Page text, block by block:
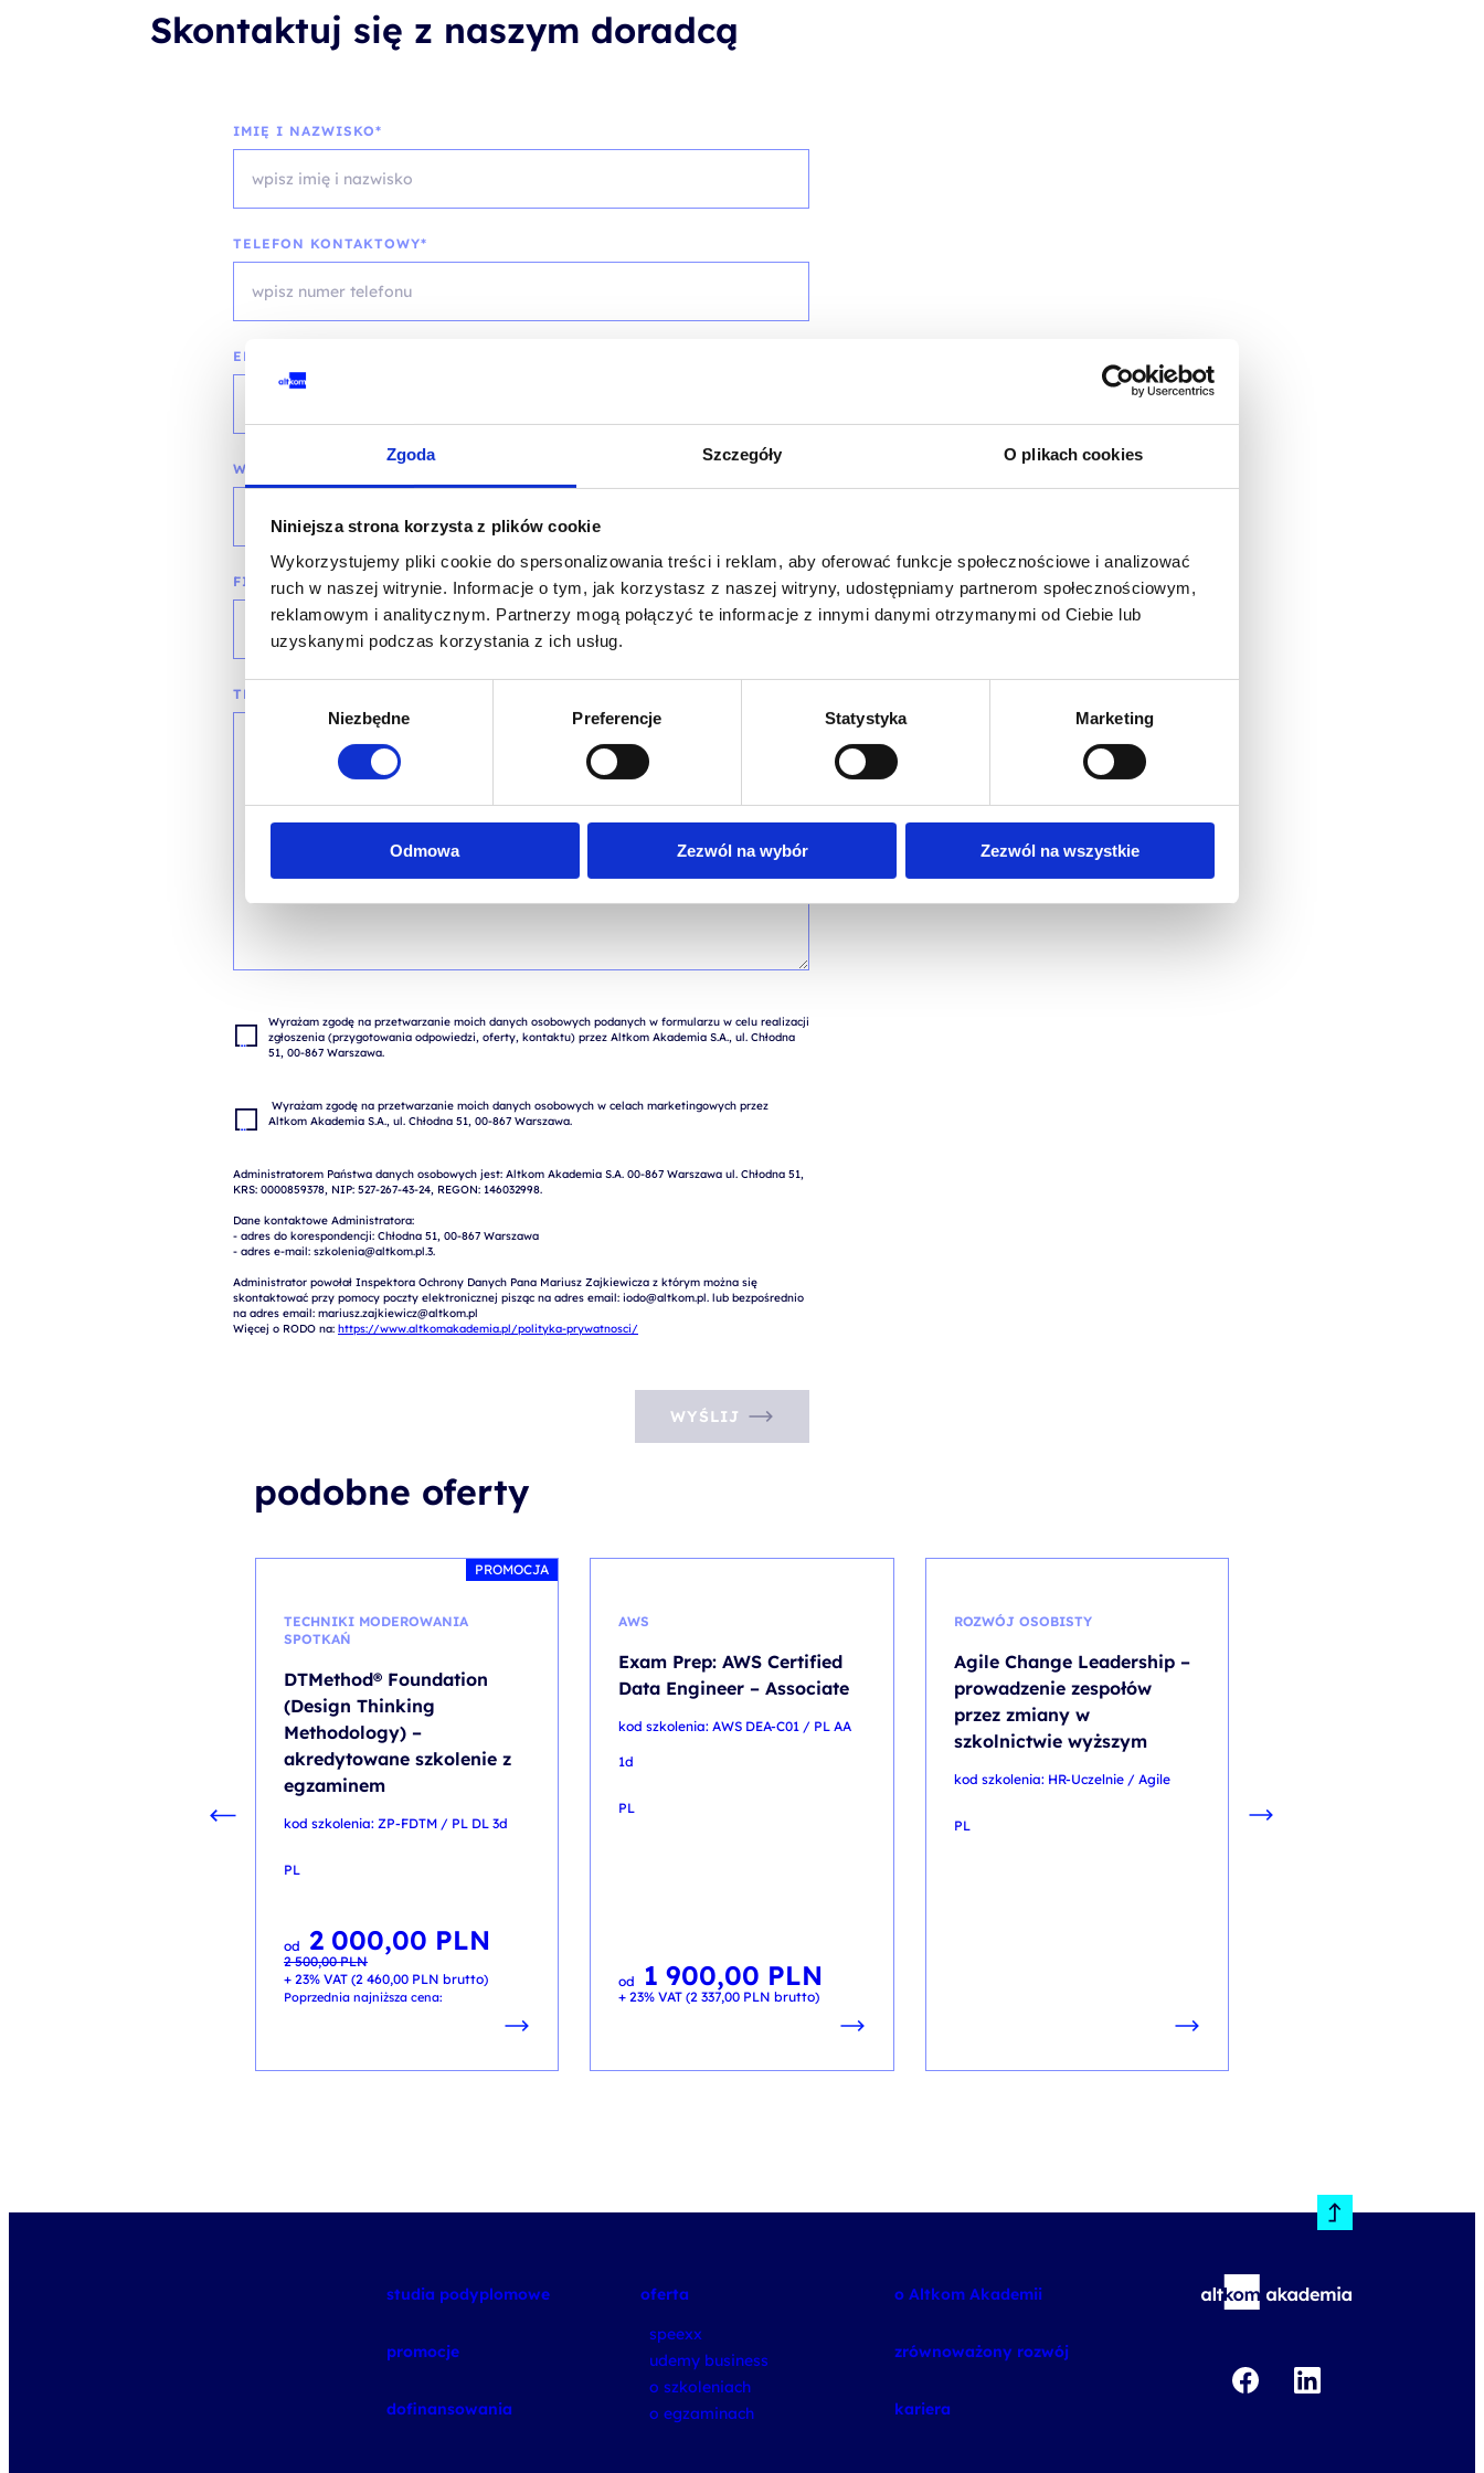
Zgoda Szczegóły O plikach cookies
Niniejsza strona korzysta z plików cookie
Wykorzystujemy pliki cookie do spersonalizowania treści i reklam, aby oferować funkcje społecznościowe i analizować
ruch w naszej witrynie. Informacje o tym, jak korzystasz z naszej witryny, udostępniamy partnerom społecznościowym,
reklamowym i analitycznym. Partnerzy mogą połączyć te informacje z innymi danymi otrzymanymi od Ciebie lub
uzyskanymi podczas korzystania z ich usług.
Wybór
zgody
Niezbędne Preferencje Statystyka Marketing
Odmowa Zezwól na wybór Zezwól na wszystkie
Skontaktuj się z naszym doradcą
IMIĘ I NAZWISKO*
TELEFON KONTAKTOWY*
EMAIL*
WOJEWÓDZTWO*
wybierz województwo
FIRMA
TREŚĆ WIADOMOŚCI*
Wyrażam zgodę na przetwarzanie moich danych osobowych podanych w formularzu w celu realizacji
zgłoszenia (przygotowania odpowiedzi, oferty, kontaktu) przez Altkom Akademia S.A., ul. Chłodna
Administratorem Państwa danych osobowych jest: Altkom Akademia S.A. 00-867 Warszawa ul. Chłodna 51,
KRS: 0000859378, NIP: 527-267-43-24, REGON: 146032998.
Dane kontaktowe Administratora:
- adres do korespondencji: Chłodna 51, 00-867 Warszawa
- adres e-mail: szkolenia@altkom.pl.3.
Administrator powołał Inspektora Ochrony Danych Pana Mariusz Zajkiewicza z którym można się
skontaktować przy pomocy poczty elektronicznej pisząc na adres email: iodo@altkom.pl. lub bezpośrednio
na adres email: mariusz.zajkiewicz@altkom.pl
Więcej o RODO na: https://www.altkomakademia.pl/polityka-prywatnosci/
WYŚLIJ
podobne oferty
PROMOCJA
TECHNIKI MODEROWANIA
SPOTKAŃ
DTMethod® Foundation
(Design Thinking
Methodology) –
akredytowane szkolenie z
egzaminem
kod szkolenia: ZP-FDTM / PL DL 3d
PL
od
2 500,00PLN
Pierwotna
cena
wynosiła:
2 500,00 PLN.
2 000,00 PLN
Aktualna
cena
wynosi:
2 000,00 PLN.
+ 23% VAT (2 460,00 PLN brutto)
Poprzednia najniższa cena:
AWS
Exam Prep: AWS Certified
Data Engineer – Associate
kod szkolenia: AWS DEA-C01 / PL AA
1d
PL
od 1 900,00 PLN
+ 23% VAT (2 337,00 PLN brutto)
ROZWÓJ OSOBISTY
Agile Change Leadership –
prowadzenie zespołów
przez zmiany w
szkolnictwie wyższym
kod szkolenia: HR-Uczelnie / Agile
PL
studia podyplomowe
promocje
dofinansowania
oferta
speexx
udemy business
o szkoleniach
o egzaminach
o Altkom Akademii
zrównoważony rozwój
kariera